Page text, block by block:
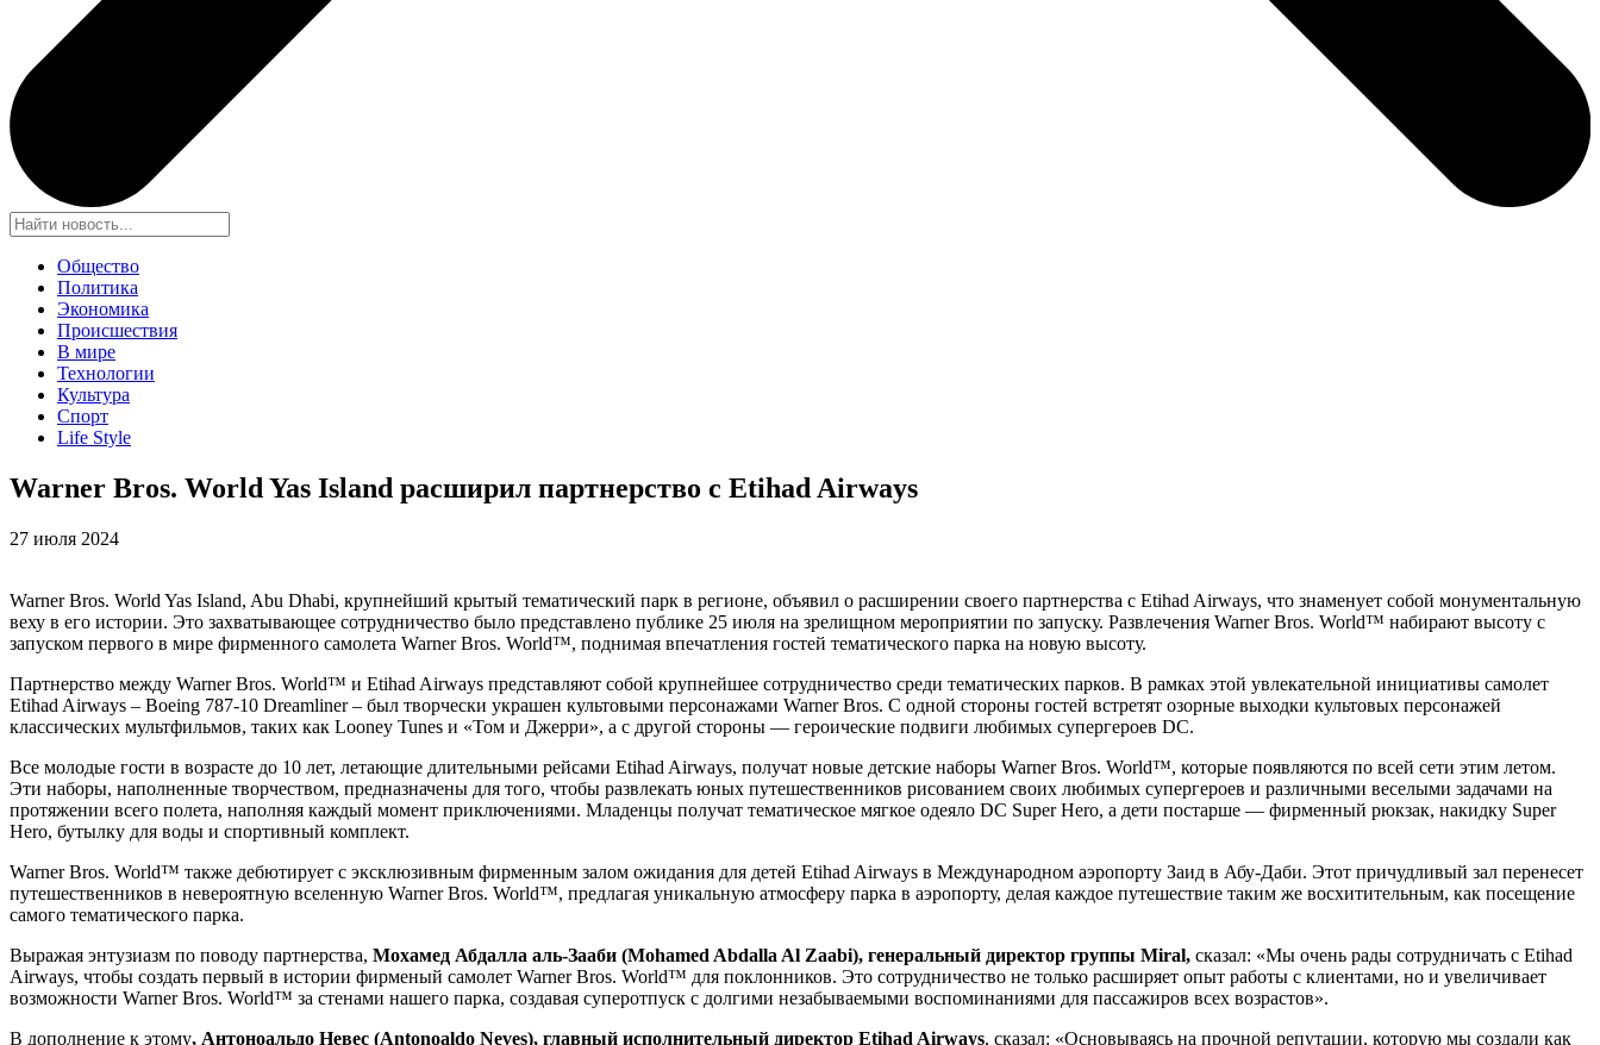
Общество
Политика
Экономика
Происшествия
В мире
Технологии
Культура
Спорт
Life Style
Warner Bros. World Yas Island расширил партнерство с Etihad Airways
27 июля 2024
Warner Bros. World Yas Island, Abu Dhabi, крупнейший крытый тематический парк в регионе, объявил о расширении своего партнерства с Etihad Airways, что знаменует собой монументальную
веху в его истории. Это захватывающее сотрудничество было представлено публике 25 июля на зрелищном мероприятии по запуску. Развлечения Warner Bros. World™ набирают высоту с
запуском первого в мире фирменного самолета Warner Bros. World™, поднимая впечатления гостей тематического парка на новую высоту.
Партнерство между Warner Bros. World™ и Etihad Airways представляют собой крупнейшее сотрудничество среди тематических парков. В рамках этой увлекательной инициативы самолет
Etihad Airways – Boeing 787-10 Dreamliner – был творчески украшен культовыми персонажами Warner Bros. С одной стороны гостей встретят озорные выходки культовых персонажей
классических мультфильмов, таких как Looney Tunes и «Том и Джерри», а с другой стороны — героические подвиги любимых супергероев DC.
Все молодые гости в возрасте до 10 лет, летающие длительными рейсами Etihad Airways, получат новые детские наборы Warner Bros. World™, которые появляются по всей сети этим летом.
Эти наборы, наполненные творчеством, предназначены для того, чтобы развлекать юных путешественников рисованием своих любимых супергероев и различными веселыми задачами на
протяжении всего полета, наполняя каждый момент приключениями. Младенцы получат тематическое мягкое одеяло DC Super Hero, а дети постарше — фирменный рюкзак, накидку Super
Hero, бутылку для воды и спортивный комплект.
Warner Bros. World™ также дебютирует с эксклюзивным фирменным залом ожидания для детей Etihad Airways в Международном аэропорту Заид в Абу-Даби. Этот причудливый зал перенесет
путешественников в невероятную вселенную Warner Bros. World™, предлагая уникальную атмосферу парка в аэропорту, делая каждое путешествие таким же восхитительным, как посещение
самого тематического парка.
Выражая энтузиазм по поводу партнерства, Мохамед Абдалла аль-Зааби (Mohamed Abdalla Al Zaabi), генеральный директор группы Miral, сказал: «Мы очень рады сотрудничать с Etihad
Airways, чтобы создать первый в истории фирменый самолет Warner Bros. World™ для поклонников. Это сотрудничество не только расширяет опыт работы с клиентами, но и увеличивает
возможности Warner Bros. World™ за стенами нашего парка, создавая суперотпуск с долгими незабываемыми воспоминаниями для пассажиров всех возрастов».
В дополнение к этому, Антоноальдо Невес (Antonoaldo Neves), главный исполнительный директор Etihad Airways, сказал: «Основываясь на прочной репутации, которую мы создали как